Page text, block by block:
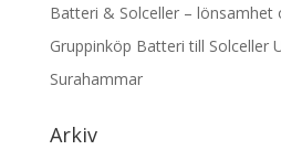
Batteri & Solceller – lönsamhet
Gruppinköp Batteri till Solceller
Surahammar
Arkiv